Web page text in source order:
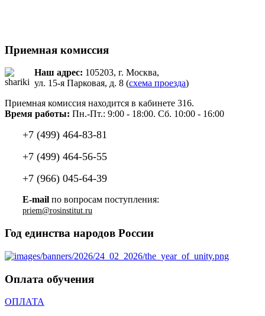
Приемная комиссия
Наш адрес: 105203, г. Москва,
ул. 15-я Парковая, д. 8 (схема проезда)
Приемная комиссия находится в кабинете 316.
Время работы: Пн.-Пт.: 9:00 - 18:00. Сб. 10:00 - 16:00
+7 (499) 464-83-81
+7 (499) 464-56-55
+7 (966) 045-64-39
E-mail по вопросам поступления:
priem@rosinstitut.ru
Год единства народов России
Оплата обучения
ОПЛАТА